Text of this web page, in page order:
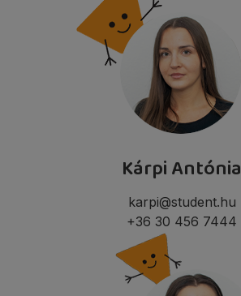
Kárpi Antónia
karpi@student.hu
+36 30 456 7444